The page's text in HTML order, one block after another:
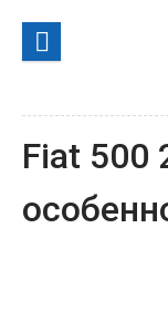
содержанию
Fiat 500